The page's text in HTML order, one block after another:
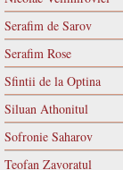
Serafim de Sarov
Serafim Rose
Sfintii de la Optina
Siluan Athonitul
Sofronie Saharov
Teofan Zavoratul